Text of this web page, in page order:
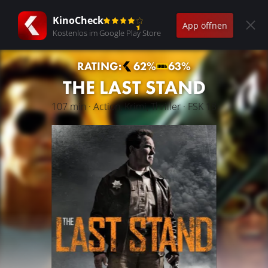
KinoCheck
Kostenlos im Google Play Store
App öffnen
RATING: 62% 63%
THE LAST STAND
107 min · Action, Krimi, Thriller · FSK 18